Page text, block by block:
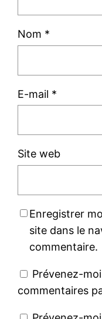
Nom *
E-mail *
Site web
Enregistrer
site dans le
commentaire.
Prévenez-
commentaires